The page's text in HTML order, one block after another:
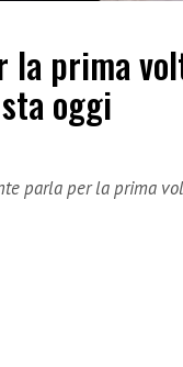
la prima
oggi
parla per la prima